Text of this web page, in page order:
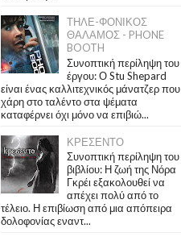
ΤΗΛΕ-ΦΟΝΙΚΟΣ
ΘΑΛΑΜΟΣ - PHONE
BOOTH
Συνοπτική περίληψη του
έργου: Ο Stu Shepard
είναι ένας καλλιτεχνικός μάνατζερ που
χάρη στο ταλέντο στα ψέματα
καταφέρνει όχι μόνο να επιβιώ...
ΚΡΕΣΕΝΤΟ
Συνοπτική περίληψη του
βιβλίου: Η ζωή της Νόρα
Γκρέι εξακολουθεί να
απέχει πολύ από το
τέλειο. Η επιβίωση από μια απόπειρα
δολοφονίας εναντ...